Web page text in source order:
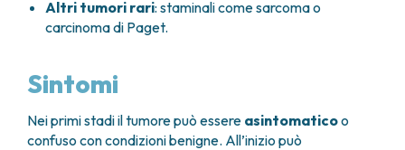
Altri tumori rari: staminali come sarcoma o
carcinoma di Paget.
Sintomi
Nei primi stadi il tumore può essere asintomaticoo
confuso con condizioni benigne. All’inizio può